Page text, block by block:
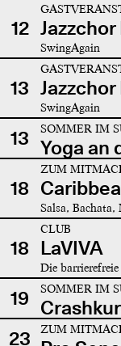
12
SwingAgain
13
SwingAgain
13 SOMMER IM
Yoga an
18
ZUM
Salsa, Bachata,
18
CLUB
LaVIVA
Die
19 SOMMER IM
23
ZUM